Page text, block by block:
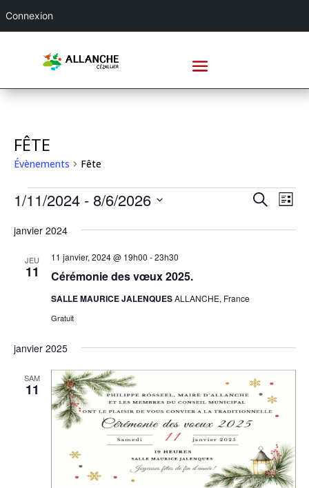
FÊTE
Évènements Fête
ÉVÈNEMENTS Recherche
DE
Liste
1/11/2024 - 8/6/2026
une
janvier 2024
JEU
11 Cérémonie des vœux 2025.
11 janvier, 2024 @ 19h00 -23h30
SALLE MAURICE JALENQUESALLANCHE, France
Gratuit
janvier 2025
SAM
11
Connexion